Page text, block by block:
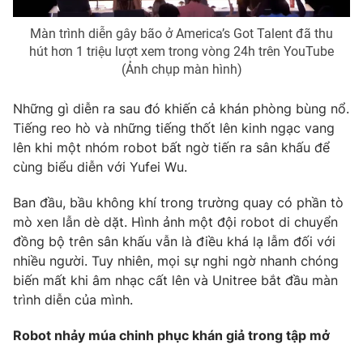
Photo Infographic
VTV Money VTV Thể thao
VTV Sức khoẻ Bất động sản
Thị trường 24h Tấm lòng Việt
VTV4 Vươn mình bằng AI
Màn trình diễn gây bão ở America’s Got Talent đã thu
hút hơn 1 triệu lượt xem trong vòng 24h trên YouTube
(Ảnh chụp màn hình)
Những gì diễn ra sau đó khiến cả khán phòng bùng nổ.
Tiếng reo hò và những tiếng thốt lên kinh ngạc vang
lên khi một nhóm robot bất ngờ tiến ra sân khấu để
cùng biểu diễn với Yufei Wu.
Ban đầu, bầu không khí trong trường quay có phần tò
mò xen lẫn dè dặt. Hình ảnh một đội robot di chuyển
đồng bộ trên sân khấu vẫn là điều khá lạ lẫm đối với
nhiều người. Tuy nhiên, mọi sự nghi ngờ nhanh chóng
biến mất khi âm nhạc cất lên và Unitree bắt đầu màn
trình diễn của mình.
Robot nhảy múa chinh phục khán giả trong tập mở